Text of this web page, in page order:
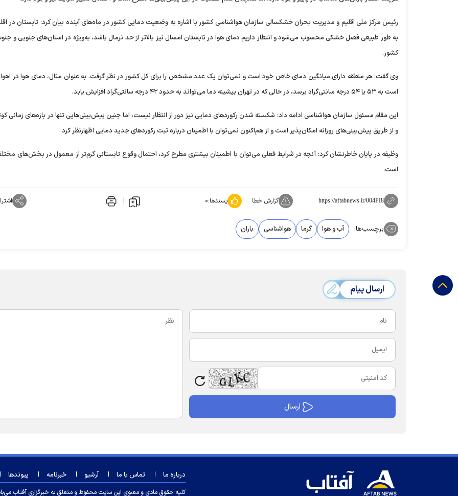
رئیس مرکز ملی اقلیم و مدیریت بحران خشکسالی سازمان هواشناسی کشور با اشاره به وضعیت دمایی کشور در ماه‌های آینده بیان کرد: تابستان در
به طور طبیعی فصل خشکی محسوب می‌شود و انتظار داریم دمای هوا در تابستان امسال نیز بالاتر از حد نرمال باشد، به‌ویژه در استان‌های جنوبی و
کشور.
وی گفت: هر منطقه دارای میانگین دمای خاص خود است و نمی‌توان یک عدد مشخص را برای کل کشور در نظر گرفت. به عنوان مثال، دمای هوا در
است به ۵۳ یا ۵۴ درجه سانتی‌گراد برسد، در حالی که در تهران بیشینه دما می‌تواند به حدود ۴۲ درجه سانتی‌گراد افزایش یابد.
این مقام مسئول سازمان هواشناسی ادامه داد: شکسته شدن رکورد‌های دمایی نیز دور از انتظار نیست، اما چنین پیش‌بینی‌هایی تنها در بازه‌های زمانی
و از طریق پیش‌بینی‌های روزانه امکان‌پذیر است و از هم‌اکنون نمی‌توان با اطمینان درباره ثبت رکورد‌های جدید دمایی اظهارنظر کرد.
وظیفه در پایان خاطرنشان کرد: آنچه در شرایط فعلی می‌توان با اطمینان بیشتری مطرح کرد، احتمال وقوع تابستانی گرم‌تر از معمول در بخش‌های
است.
https://aftabnews.ir/004PI8 گزارش خطا پسندها:۰
برچسب‌ها: آب و هوا گرما هواشناسی باران
ارسال پیام
درباره ما تماس با ما آرشیو خبرنامه پیوندها
کلیه حقوق مادی و معنوی این سایت محفوظ و متعلق به خبرگزاری آفتاب